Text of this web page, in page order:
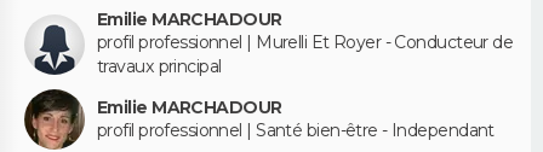
Emilie MARCHADOUR
profil professionnel | Murelli Et Royer - Conducteur de
travaux principal
Emilie MARCHADOUR
profil professionnel | Santé bien-être - Independant